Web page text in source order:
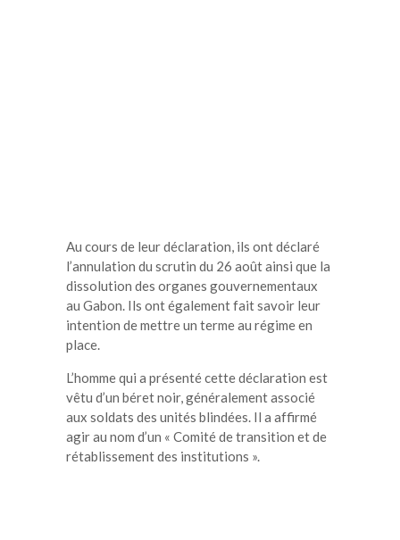
Au cours de leur déclaration, ils ont déclaré
l’annulation du scrutin du 26 août ainsi que la
dissolution des organes gouvernementaux
au Gabon. Ils ont également fait savoir leur
intention de mettre un terme au régime en
place.
L’homme qui a présenté cette déclaration est
vêtu d’un béret noir, généralement associé
aux soldats des unités blindées. Il a affirmé
agir au nom d’un « Comité de transition et de
rétablissement des institutions ».